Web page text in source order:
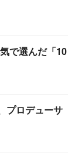
で選んだ「10
プロデューサ